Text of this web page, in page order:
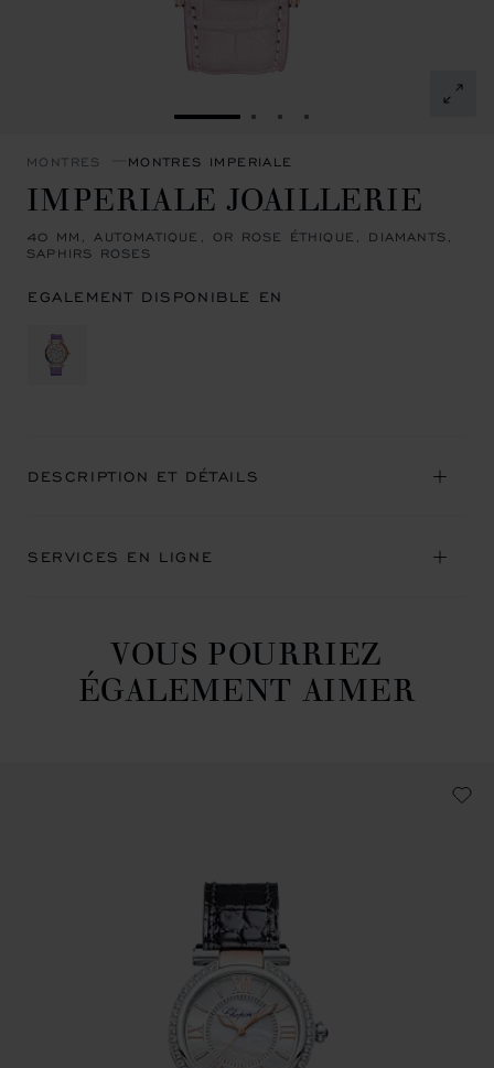
ALLER À LA DIAPOSITIVE 1
ALLER À LA DIAPOSITIVE
ALLER À LA
ALLER À LA
MONTRES MONTRES IMPERIALE
IMPERIALE JOAILLERIE
40 MM, AUTOMATIQUE, OR ROSE ÉTHIQUE, DIAMANTS,
SAPHIRS ROSES
EGALEMENT DISPONIBLE EN
DESCRIPTION ET DÉTAILS
SERVICES EN LIGNE
VOUS POURRIEZ
ÉGALEMENT AIMER